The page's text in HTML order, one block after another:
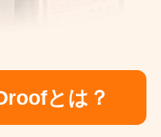
とは？